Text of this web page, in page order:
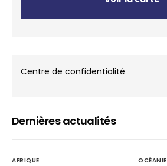
Centre de confidentialité
Dernières actualités
AFRIQUE OCÉANIE